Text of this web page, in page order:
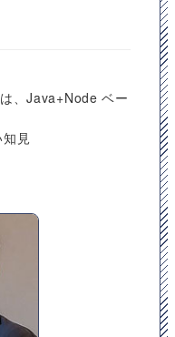
、Java+Node ベー
知見